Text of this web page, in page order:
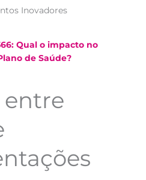
Qual o impacto no
de Saúde?
entre